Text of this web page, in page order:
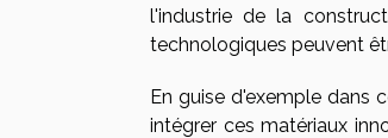
l'industrie de la
technologiques peuvent
En guise d'exemple dans
intégrer ces matériaux